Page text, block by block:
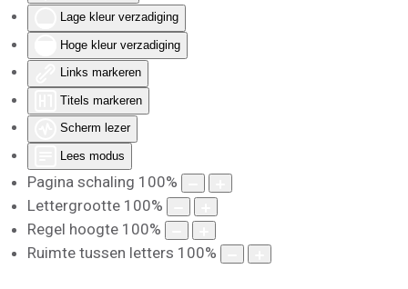
Lage kleur verzadiging
Hoge kleur verzadiging
Links markeren
Titels markeren
Scherm lezer
Lees modus
Pagina schaling 100%
Lettergrootte 100%
Regel hoogte 100%
Ruimte tussen letters 100%